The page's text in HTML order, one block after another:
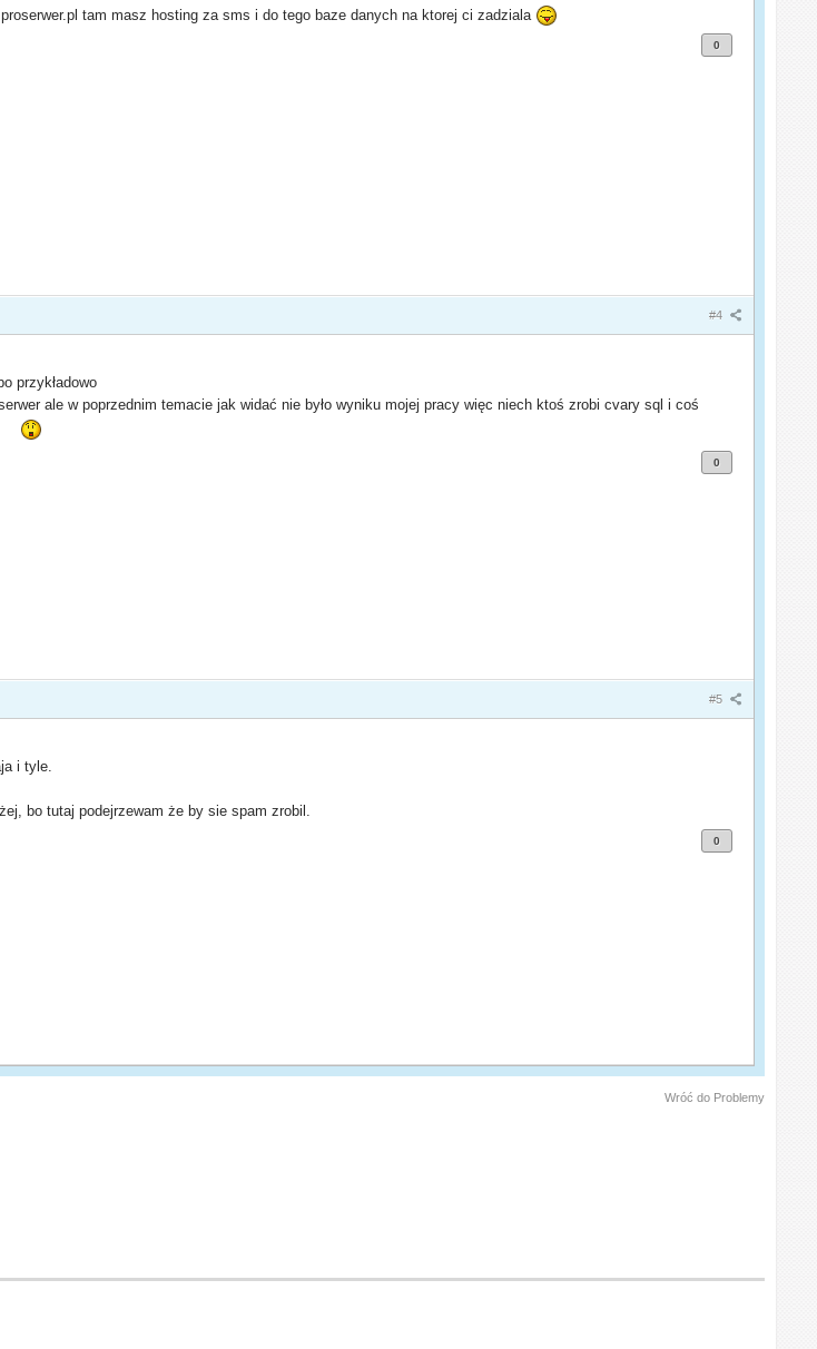
tam masz hosting za sms i do tego baze danych na ktorej ci zadziala
0
#4
przykładowo
ale w poprzednim temacie jak widać nie było wyniku mojej pracy więc niech ktoś zrobi cvary sql i coś
0
#5
i tyle.
bo tutaj podejrzewam że by sie spam zrobil.
0
Wróć do Problemy